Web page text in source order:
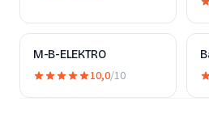
M-B-ELEKTRO
10,0/10